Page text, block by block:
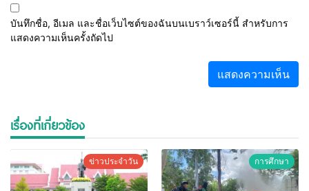
บันทึกชื่อ, อีเมล และชื่อเว็บไซต์ของฉันบนเบราว์เซอร์นี้ สำหรับการ
แสดงความเห็นครั้งถัดไป
เรื่องที่เกี่ยวข้อง
ข่าวประจำวัน การศึกษา